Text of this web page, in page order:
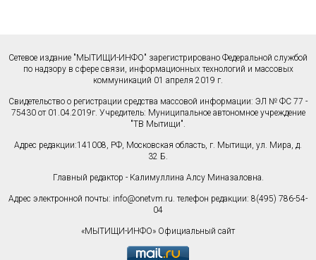
Сетевое издание "МЫТИЩИ-ИНФО" зарегистрировано Федеральной службой
по надзору в сфере связи, информационных технологий и массовых
коммуникаций 01 апреля 2019 г.
Свидетельство о регистрации средства массовой информации: ЭЛ № ФС 77 -
75430 от 01.04.2019г. Учредитель: Муниципальное автономное учреждение
"ТВ Мытищи".
Адрес редакции:141008, РФ, Московская область, г. Мытищи, ул. Мира, д.
32 Б.
Главный редактор - Калимуллина Алсу Миназаловна.
Адрес электронной почты: info@onetvm.ru. телефон редакции: 8(495) 786-54-
04
«МЫТИЩИ-ИНФО» Официальный сайт